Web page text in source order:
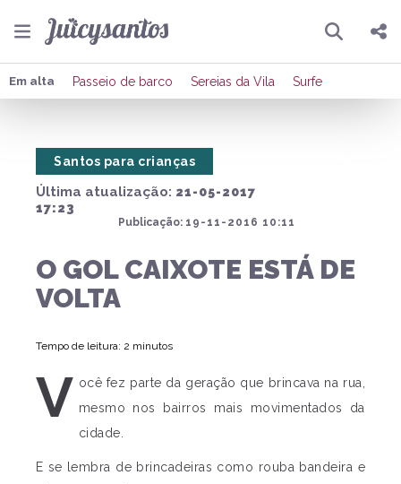
Pesquisar
Compartilhar
Em alta Passeio de barco Sereias da Vila Surfe
Última atualização: 21-05-2017
17:23
Publicação: 19-11-2016 10:11
Santos para crianças
O GOL CAIXOTE ESTÁ DE
VOLTA
Tempo de leitura: 2 minutos
V ocê fez parte da geração que brincava na rua,
mesmo nos bairros mais movimentados da
cidade.
E se lembra de brincadeiras como rouba bandeira e